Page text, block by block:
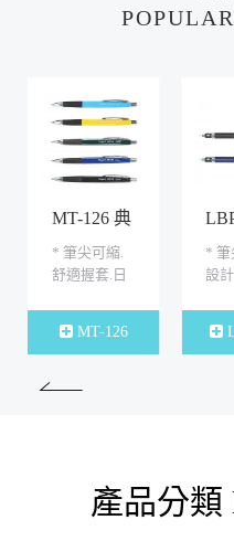
MT-126 典
雅三角自
動鉛筆
* 筆尖可縮.
舒適握套.日
屬筆頭.更具
MT-126
彈
繪
* 筆
設
物
產品分類